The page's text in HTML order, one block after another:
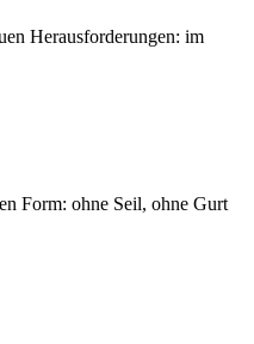
Herausforderungen: im
Form: ohne Seil, ohne Gurt